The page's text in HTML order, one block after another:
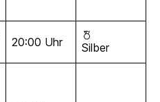
20:00 Uhr Silber